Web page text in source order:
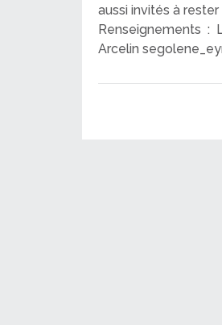
aussi invités à
Renseignements :
Arcelin